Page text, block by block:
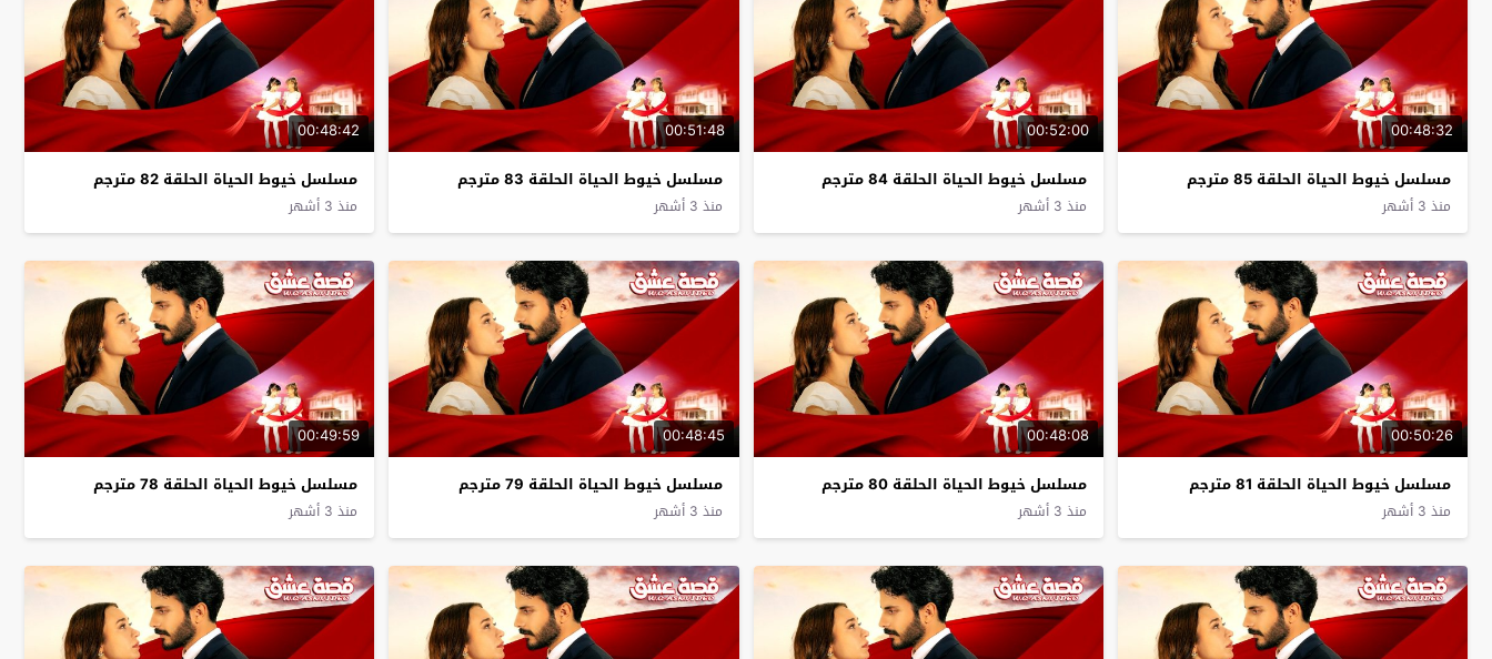
00:48:32
مسلسل خيوط الحياة الحلقة 85 مترجم
منذ 3 أشهر
00:52:00
مسلسل خيوط الحياة الحلقة 84 مترجم
منذ 3 أشهر
00:51:48
مسلسل خيوط الحياة الحلقة 83 مترجم
منذ 3 أشهر
00:48:42
مسلسل خيوط الحياة الحلقة 82 مترجم
منذ 3 أشهر
00:50:26
مسلسل خيوط الحياة الحلقة 81 مترجم
منذ 3 أشهر
00:48:08
مسلسل خيوط الحياة الحلقة 80 مترجم
منذ 3 أشهر
00:48:45
مسلسل خيوط الحياة الحلقة 79 مترجم
منذ 3 أشهر
00:49:59
مسلسل خيوط الحياة الحلقة 78 مترجم
منذ 3 أشهر